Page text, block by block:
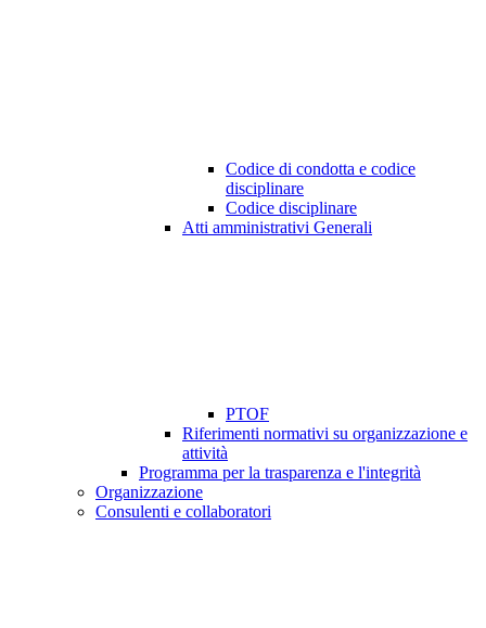
Codice di condotta e codice
disciplinare
Codice disciplinare
Atti amministrativi Generali
PTOF
Riferimenti normativi su organizzazione e
attività
Programma per la trasparenza e l'integrità
Organizzazione
Consulenti e collaboratori